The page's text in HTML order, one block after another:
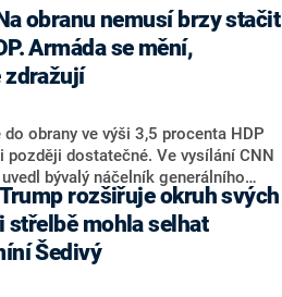
Armáda se mění,
zdražují
obrany ve výši 3,5 procenta HDP
později dostatečné. Ve vysílání CNN
bývalý náčelník generálního
Zdůvodnil to mimo jiné stále se
které tak rostou na ceně.
i zajistit lidskou sílu armády.
spor vlády s prezidentem Petrem
Severoatlantické aliance v
střelbě mohla selhat
Šedivý